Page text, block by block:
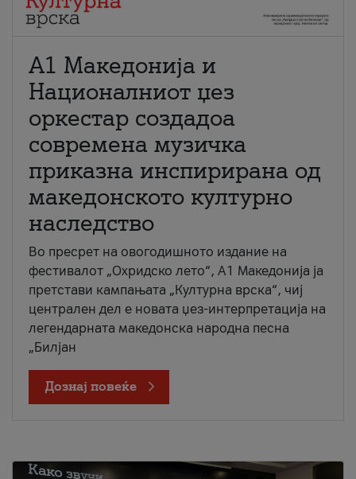
А1 Македонија и
Националниот џез
оркестар создадоа
современа музичка
приказна инспирирана од
македонското културно
наследство
Во пресрет на овогодишното издание на
фестивалот „Охридско лето“, А1 Македонија ја
претстави кампањата „Културна врска“, чиј
централен дел е новата џез-интерпретација на
легендарната македонска народна песна
„Билјан
Дознај повеќе